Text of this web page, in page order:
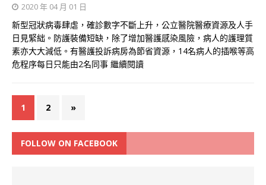
2020 年 04 月 01 日
新型冠狀病毒肆虐，確診數字不斷上升，公立醫院醫療資源及人手
日見緊絀。防護裝備短缺，除了增加醫護感染風險，病人的護理質
素亦大大減低。有醫護投訴病房為節省資源，14名病人的插喉等高
危程序每日只能由2名同事 繼續閱讀
1 2 »
FOLLOW ON FACEBOOK